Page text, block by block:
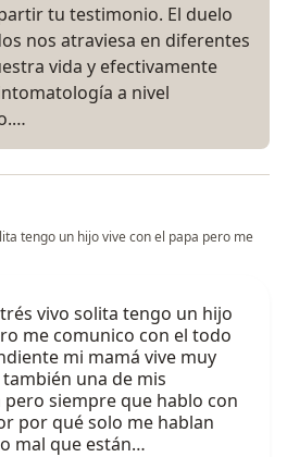
tu testimonio. El duelo
nos atraviesa en diferentes
vida y efectivamente
a nivel
tengo un hijo vive con el papa pero me
vivo solita tengo un hijo
me comunico con el todo
mi mamá vive muy
una de mis
siempre que hablo con
por qué solo me hablan
mal que están…